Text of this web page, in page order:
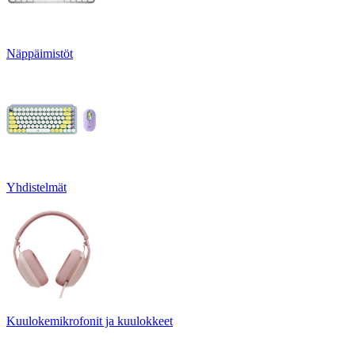
Näppäimistöt
Yhdistelmät
Kuulokemikrofonit ja kuulokkeet